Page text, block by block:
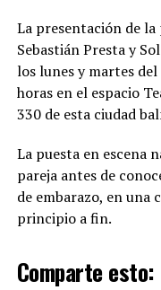
La presentación de
Sebastián Presta y
los lunes y martes
horas en el espacio
330 de esta ciudad
La puesta en escena
pareja antes de
de embarazo, en una
principio a fin.
Comparte esto: